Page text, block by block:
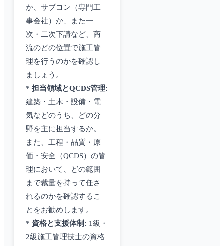
か、サブコン（専門工
事会社）か、また一
次・二次下請など、商
流のどの位置で施工管
理を行うのかを確認し
ましょう。
* 担当領域とQCDS管理:
建築・土木・設備・電
気などのうち、どの分
野を主に担当するか。
また、工程・品質・原
価・安全（QCDS）の管
理において、どの範囲
まで裁量を持って任さ
れるのかを確認するこ
とをお勧めします。
* 資格と支援体制: 1級・
2級施工管理技士の資格